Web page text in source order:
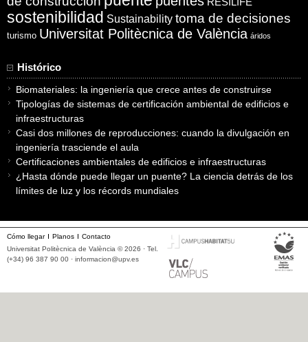
sostenibilidad Sustainability toma de decisiones
turismo Universitat Politècnica de València áridos
Histórico
Biomateriales: la ingeniería que crece antes de construirse
Tipologías de sistemas de certificación ambiental de edificios e
infraestructuras
Casi dos millones de reproducciones: cuando la divulgación en
ingeniería trasciende el aula
Certificaciones ambientales de edificios e infraestructuras
¿Hasta dónde puede llegar un puente? La ciencia detrás de los
límites de luz y los récords mundiales
Cómo llegar Planos
Contacto
Universitat Politècnica de València © 2026 · Tel.
(+34) 96 387 90 00 · informacion@upv.es